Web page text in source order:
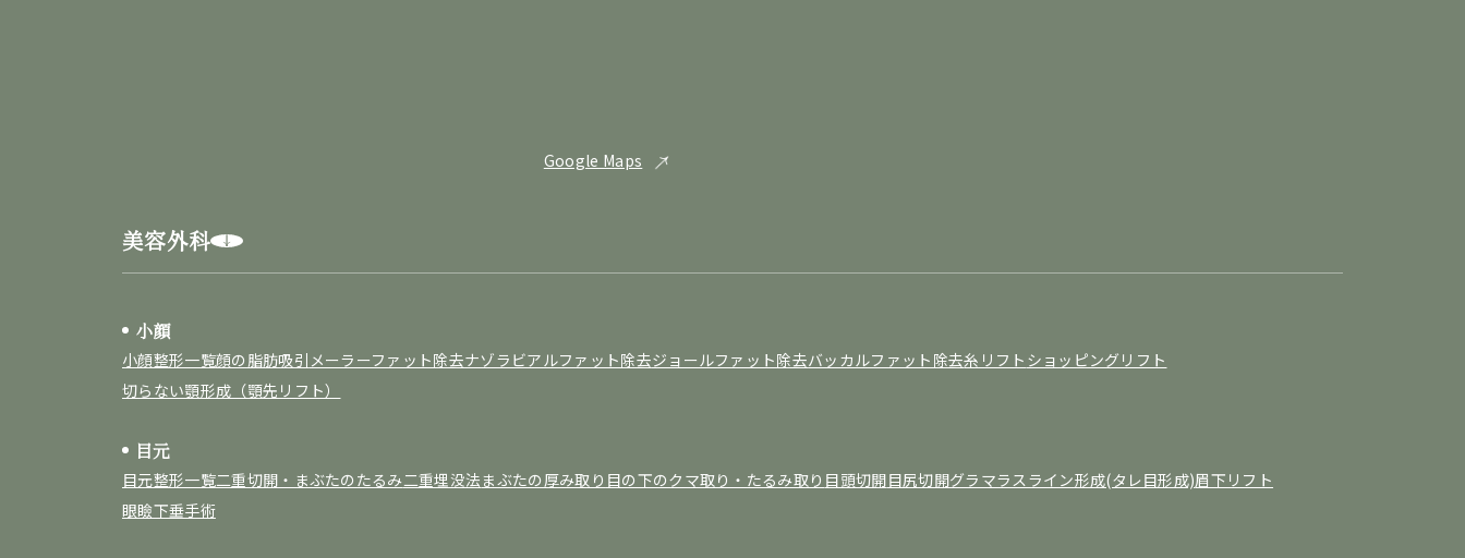
Google Maps
美容外科
小顔
小顔整形一覧顔の脂肪吸引 メーラーファット除去ナゾラビアルファット除去ジョールファット除去バッカルファット除去糸リフト ショッピングリフト
切らない顎形成（顎先リフト）
目元
目元整形一覧二重切開・まぶたのたるみ二重埋没法まぶたの厚み取り 目の下のクマ取り・たるみ取り 目頭切開目尻切開グラマラスライン形成(タレ目形成)眉下リフト
眼瞼下垂手術